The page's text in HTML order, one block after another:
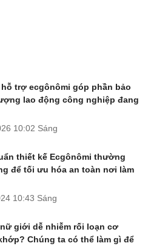
trợ ecgônômi góp phần bảo
lao động công nghiệp đang
10:02 Sáng
thiết kế Ecgônômi thường
để tối ưu hóa an toàn nơi làm
10:43 Sáng
giới dễ nhiễm rối loạn cơ
Chúng ta có thể làm gì để